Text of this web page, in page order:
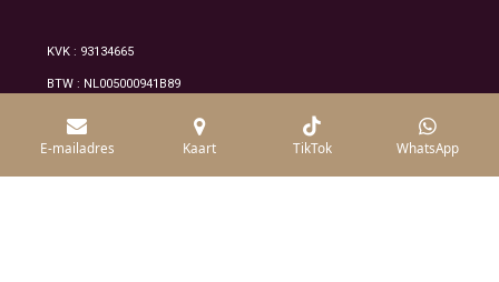
KVK : 93134665
BTW : NL005000941B89
© 2026 Alle rechten voorbehouden /mineraluxe
E-mailadres Kaart TikTok WhatsApp